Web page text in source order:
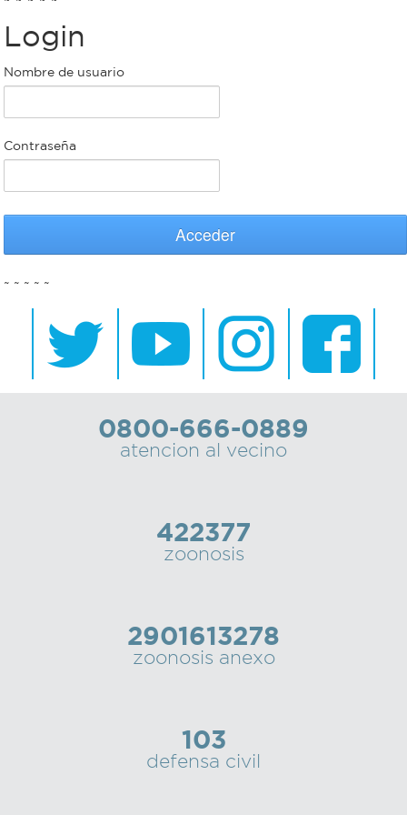
Bromatología
Rentas
Municipal
bondi
Recorrido
colectivos
Recarga
Personal
municipal
Login
Nombre de usuario
Contraseña
Acceder
~ ~ ~ ~ ~
0800-666-0889
atencion al vecino
422377
zoonosis
2901613278
zoonosis anexo
103
defensa civil